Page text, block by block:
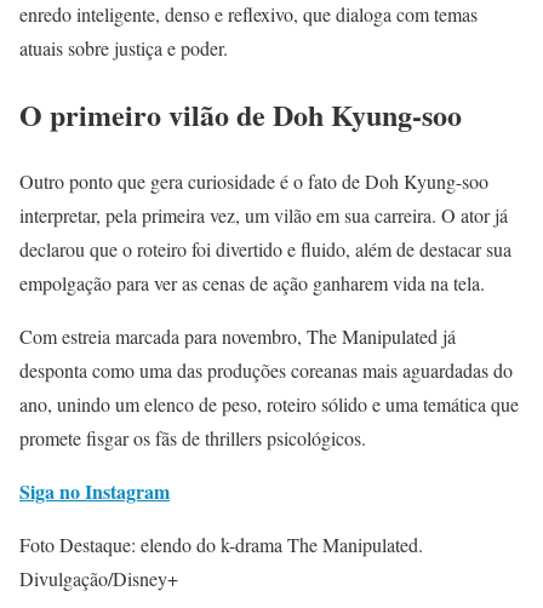
enredo inteligente, denso e reflexivo, que dialoga com temas
atuais sobre justiça e poder.
O primeiro vilão de Doh Kyung-soo
Outro ponto que gera curiosidade é o fato de Doh Kyung-soo
interpretar, pela primeira vez, um vilão em sua carreira. O ator já
declarou que o roteiro foi divertido e fluido, além de destacar sua
empolgação para ver as cenas de ação ganharem vida na tela.
Com estreia marcada para novembro, The Manipulated já
desponta como uma das produções coreanas mais aguardadas do
ano, unindo um elenco de peso, roteiro sólido e uma temática que
promete fisgar os fãs de thrillers psicológicos.
Siga no Instagram
Foto Destaque: elendo do k-drama The Manipulated.
Divulgação/Disney+